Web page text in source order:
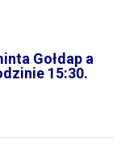
Gołdap a
15:30.